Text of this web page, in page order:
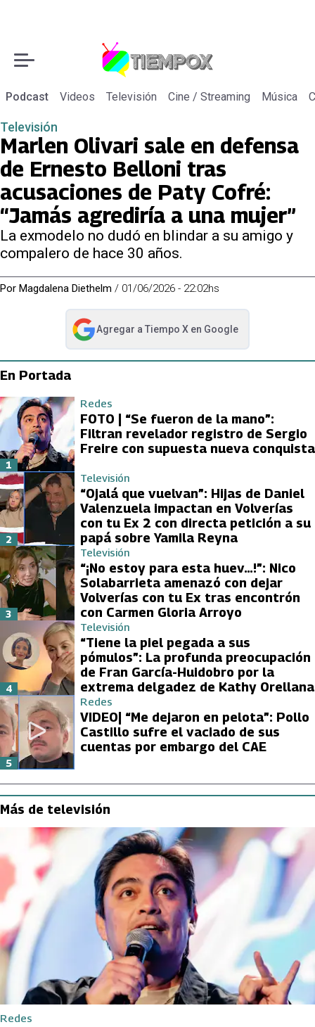
Podcast Videos Televisión Cine / Streaming Música
Televisión
Marlen Olivari sale en defensa
de Ernesto Belloni tras
acusaciones de Paty Cofré:
“Jamás agrediría a una mujer”
La exmodelo no dudó en blindar a su amigo y
compalero de hace 30 años.
Por Magdalena Diethelm / 01/06/2026 - 22:02hs
Agregar a Tiempo Xen Google
abre en nueva pestaña
En Portada
Redes
FOTO | “Se fueron de la mano”:
Filtran revelador registro de Sergio
Freire con supuesta nueva conquista
1
Televisión
“Ojalá que vuelvan”: Hijas de Daniel
Valenzuela impactan en Volverías
con tu Ex 2 con directa petición a su
papá sobre Yamila Reyna
2
Televisión
“¡No estoy para esta huev…!”: Nico
Solabarrieta amenazó con dejar
Volverías con tu Ex tras encontrón
con Carmen Gloria Arroyo
3
Televisión
“Tiene la piel pegada a sus
pómulos”: La profunda preocupación
de Fran García-Huidobro por la
extrema delgadez de Kathy Orellana
4
Redes
VIDEO| “Me dejaron en pelota”: Pollo
Castillo sufre el vaciado de sus
cuentas por embargo del CAE
5
Más de televisión
Redes